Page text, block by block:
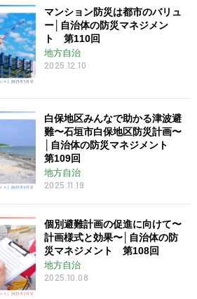
マンション防災は都市のバリュ
ー│自治体の防災マネジメン
ト 第110回
地方自治
2025.12.10
白保地区みんなで助かる津波避
難〜石垣市白保地区防災計画〜
│自治体の防災マネジメント
第109回
地方自治
2025.11.19
個別避難計画の促進に向けて〜
計画様式と効果〜│自治体の防
災マネジメント 第108回
地方自治
2025.10.08